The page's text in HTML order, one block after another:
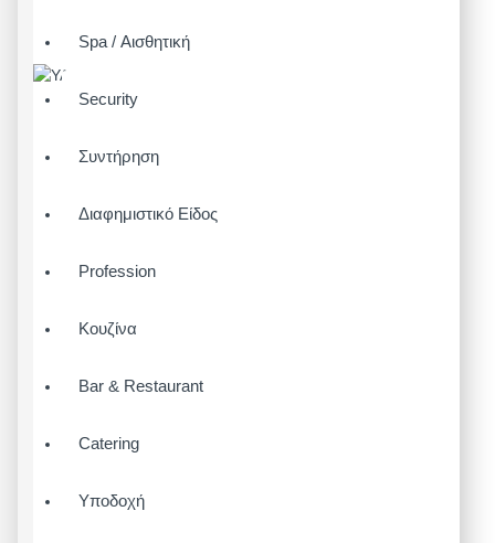
Spa / Αισθητική
Security
Συντήρηση
Διαφημιστικό Είδος
Profession
Κουζίνα
Bar & Restaurant
Catering
Υποδοχή